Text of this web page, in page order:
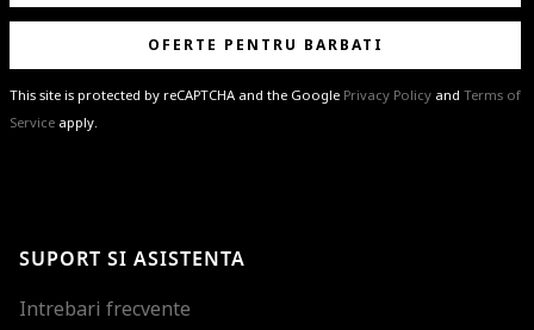
OFERTE PENTRU BARBATI
This site is protected by reCAPTCHA and the Google Privacy Policy and Terms of
Service apply.
ultimele tendinte in moda!
SUPORT SI ASISTENTA
Intrebari frecvente